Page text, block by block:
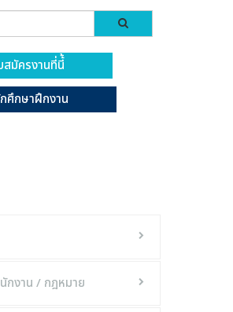
สมัครงานที่นี้้
ศึกษาฝึกงาน
กงาน / กฎหมาย